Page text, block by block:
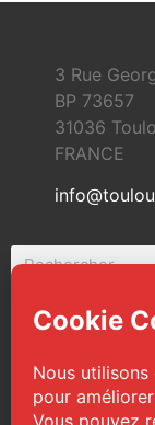
3 Rue
BP 73657
31036
FRANCE
© 2026
réservés